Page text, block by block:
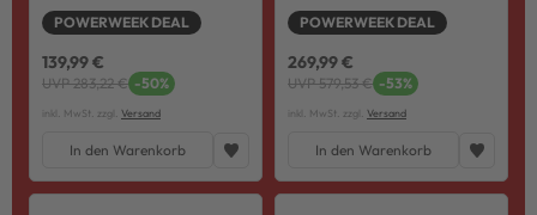
POWERWEEK DEAL
139,99 €
UVP 283,22 € -50%
inkl. MwSt. zzgl. Versand
In den Warenkorb
POWERWEEK DEAL
269,99 €
UVP 579,53 € -53%
inkl. MwSt. zzgl. Versand
In den Warenkorb